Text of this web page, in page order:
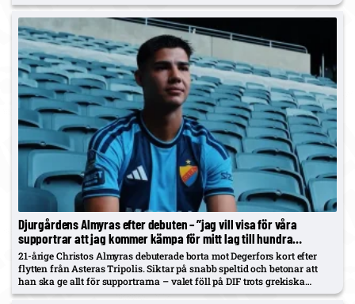
Djurgårdens Almyras efter debuten – ”jag vill visa för våra
supportrar att jag kommer kämpa för mitt lag till hundra
procent”
21-årige Christos Almyras debuterade borta mot Degerfors kort efter
flytten från Asteras Tripolis. Siktar på snabb speltid och betonar att
han ska ge allt för supportrarna – valet föll på DIF trots grekiska
alternativ.